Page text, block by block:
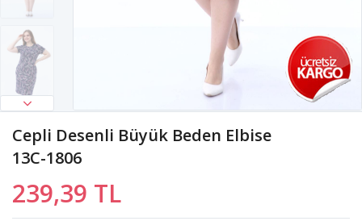
Cepli Desenli Büyük Beden Elbise
13C-1806
239,39 TL